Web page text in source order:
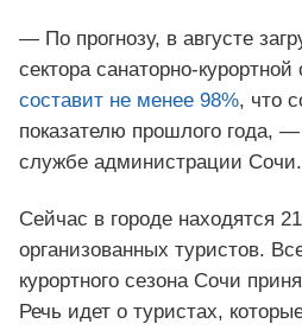
— По прогнозу, в августе
сектора санаторно-
составит не менее 98%, что
показателю прошлого года,
службе администрации Сочи.
Сейчас в городе находятся
организованных туристов.
курортного сезона Сочи
Речь идет о туристах,